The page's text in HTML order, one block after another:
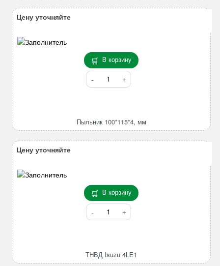
В корзину
Количество
товара
Пыльник 100*115*4, мм
Цену уточняйте
В корзину
Количество
товара
ТНВД Isuzu 4LE1
Цену уточняйте